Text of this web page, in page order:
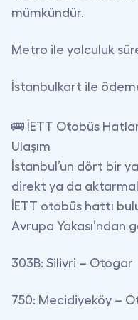
mümkündür.
Metro ile yolculuk
İstanbulkart ile
🚌 İETT Otobüs
Ulaşım
İstanbul’un dört bir
direkt ya da
İETT otobüs hattı
Avrupa Yakası’ndan
303B: Silivri – Otogar
750: Mecidiyeköy –